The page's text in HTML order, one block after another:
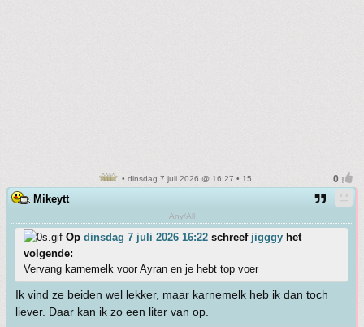
• dinsdag 7 juli 2026 @ 16:27 • 15
Mikeytt
Any/All
Op dinsdag 7 juli 2026 16:22 schreef jigggy het
volgende:
Vervang karnemelk voor Ayran en je hebt top voer
Ik vind ze beiden wel lekker, maar karnemelk heb ik dan toch
liever. Daar kan ik zo een liter van op.